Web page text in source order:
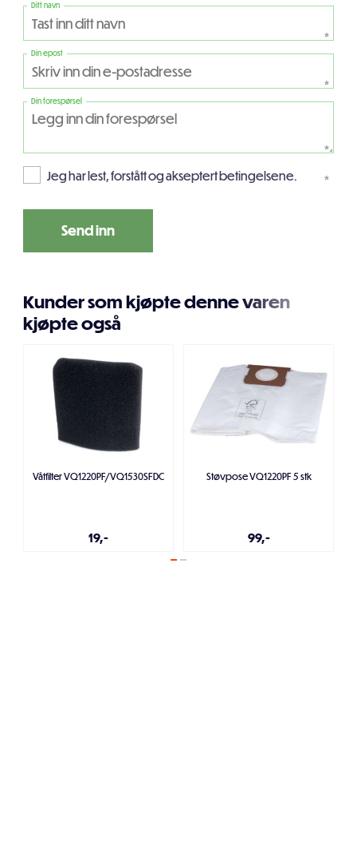
Ditt navn
*
Din epost
*
Din forespørsel
*
Jeg har lest, forstått og akseptert betingelsene. *
Kunder som kjøpte denne varen
kjøpte også
Våtfilter VQ1220PF/VQ1530SFDC
19,-
Støvpose VQ1220PF 5 stk
99,-